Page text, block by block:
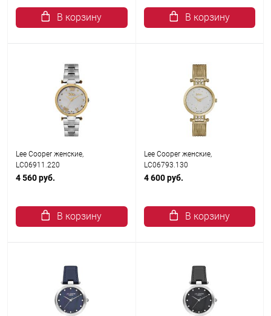
В корзину В корзину
Lee Cooper женские,
LC06911.220
4 560 руб.
В корзину
Lee Cooper женские,
LC06793.130
4 600 руб.
В корзину